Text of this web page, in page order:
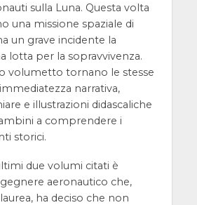
sulla Luna. Questa volta
una missione spaziale di
un grave incidente la
lotta per la sopravvivenza.
volumetto tornano le stesse
narrativa,
e illustrazioni didascaliche
a comprendere i
storici.
due volumi citati è
aeronautico che,
ha deciso che non